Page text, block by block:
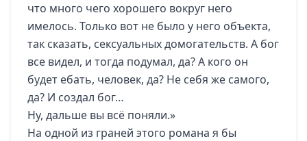
что много чего хорошего вокруг него
имелось. Только вот не было у него объекта,
так сказать, сексуальных домогательств. А бог
все видел, и тогда подумал, да? А кого он
будет ебать, человек, да? Не себя же самого,
да? И создал бог…
Ну, дальше вы всё поняли.»
На одной из граней этого романа я бы